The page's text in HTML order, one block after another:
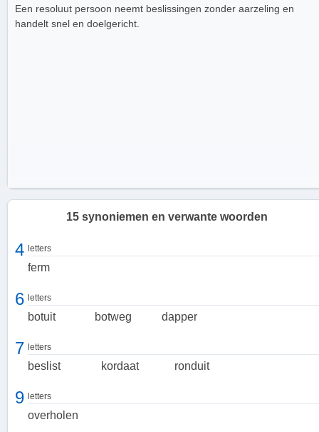
Een resoluut persoon neemt beslissingen zonder aarzeling en
handelt snel en doelgericht.
Een resoluut persoon is kordaat en onverschrokken. Ze tonen
vastberadenheid en laten zich niet snel van hun pad afbrengen. Ze
15 synoniemen en verwante woorden
4 letters
ferm
6 letters
botuit botweg dapper
7 letters
beslist kordaat ronduit
9 letters
overholen